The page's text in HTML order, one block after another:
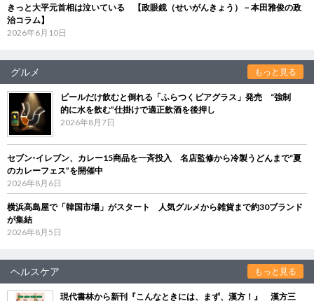
きっと大平元首相は泣いている 【政眼鏡（せいがんきょう）－本田雅俊の政
治コラム】
2026年6月10日
グルメ もっと見る
ビールだけ飲むと倒れる「ふらつくビアグラス」発売 “強制
的に水を飲む”仕掛けで適正飲酒を後押し
2026年8月7日
セブン‐イレブン、カレー15商品を一斉投入 名店監修から冷製うどんまで“夏
のカレーフェス”を開催中
2026年8月6日
横浜高島屋で「韓国市場」がスタート 人気グルメから雑貨まで約30ブランド
が集結
2026年8月5日
ヘルスケア もっと見る
現代書林から新刊『こんなときには、まず、漢方！』 漢方三